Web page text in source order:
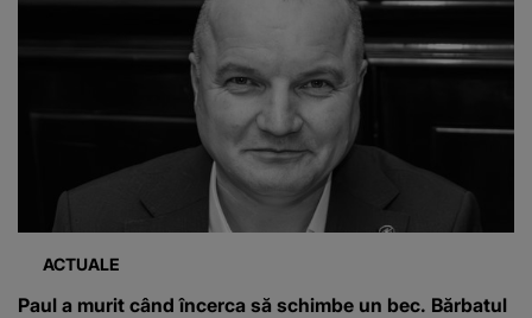
ACTUALE
Paul a murit când încerca să schimbe un bec. Bărbatul